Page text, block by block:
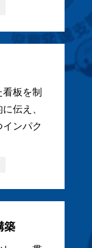
板を制
伝え、
ンパク
築